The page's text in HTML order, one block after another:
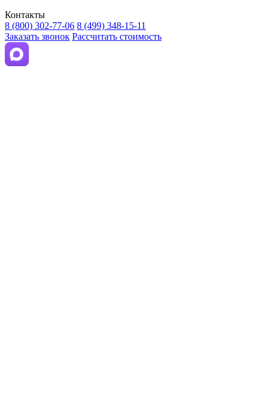
Контакты
8 (800) 302-77-06 8 (499) 348-15-11
Заказать звонок Рассчитать стоимость